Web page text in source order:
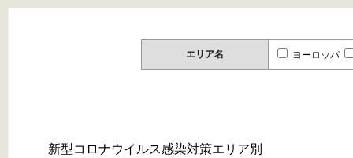
エリア名 ヨーロッパ
新型コロナウイルス感染対策エリア別